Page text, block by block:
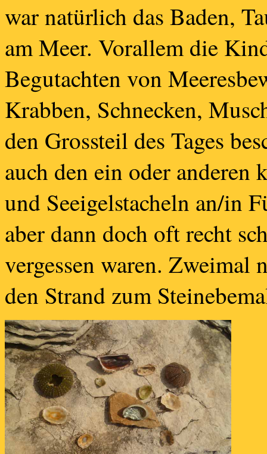
war natürlich das Baden,
am Meer. Vorallem die
Begutachten von
Krabben, Schnecken,
den Grossteil des Tages
auch den ein oder
und Seeigelstacheln an/in
aber dann doch oft recht
vergessen waren. Zweimal
den Strand zum